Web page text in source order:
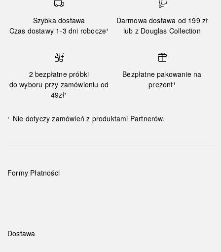
Szybka dostawa
Czas dostawy 1-3 dni robocze¹
Darmowa dostawa od 199 zł
lub z Douglas Collection
2 bezpłatne próbki
do wyboru przy zamówieniu od
49zł¹
Bezpłatne pakowanie na
prezent¹
¹ Nie dotyczy zamówień z produktami Partnerów.
Formy Płatności
Dostawa